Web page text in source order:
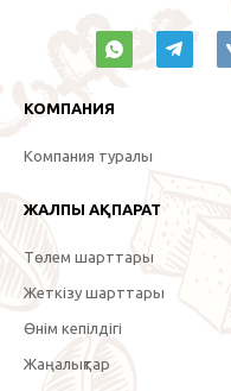
КОМПАНИЯ
Компания туралы
ЖАЛПЫ АҚПАРАТ
Төлем шарттары
Жеткізу шарттары
Өнім кепілдігі
Жаңалықтар